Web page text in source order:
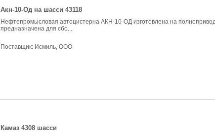
Акн-10-Од на шасси 43118
Нефтепромысловая автоцистерна АКН-10-ОД изготовлена на
предназначена для сбо...
Поставщик: Исмиль, ООО
Камаз 4308 шасси